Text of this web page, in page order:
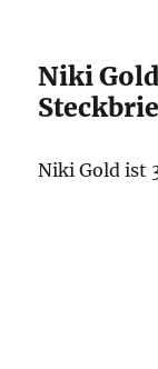
Niki
Niki Gold ist